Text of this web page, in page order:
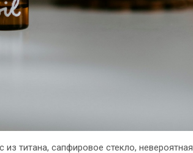
титана, сапфировое стекло, невероятная